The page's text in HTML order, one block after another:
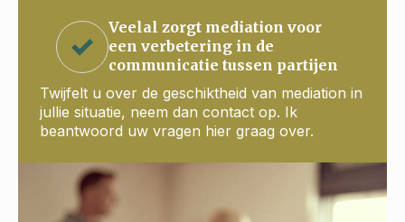
Veelal zorgt mediation voor
een verbetering in de
communicatie tussen partijen
Twijfelt u over de geschiktheid van mediation in
jullie situatie, neem dan contact op. Ik
beantwoord uw vragen hier graag over.